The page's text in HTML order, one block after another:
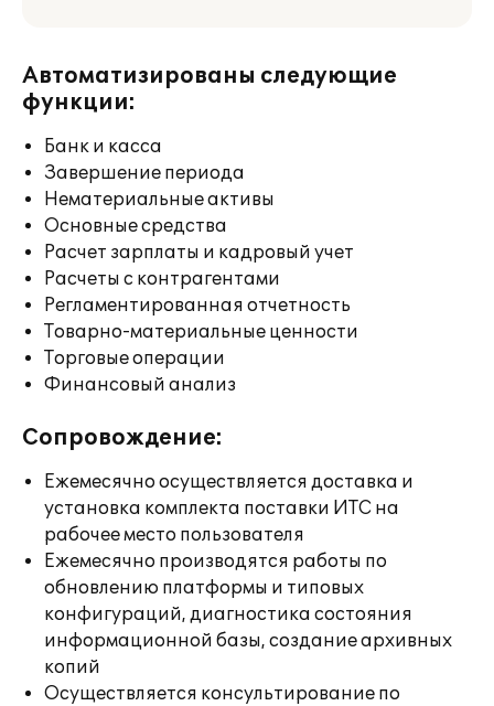
Автоматизированы следующие
функции:
Банк и касса
Завершение периода
Нематериальные активы
Основные средства
Расчет зарплаты и кадровый учет
Расчеты с контрагентами
Регламентированная отчетность
Товарно-материальные ценности
Торговые операции
Финансовый анализ
Сопровождение:
Ежемесячно осуществляется доставка и
установка комплекта поставки ИТС на
рабочее место пользователя
Ежемесячно производятся работы по
обновлению платформы и типовых
конфигураций, диагностика состояния
информационной базы, создание архивных
копий
Осуществляется консультирование по